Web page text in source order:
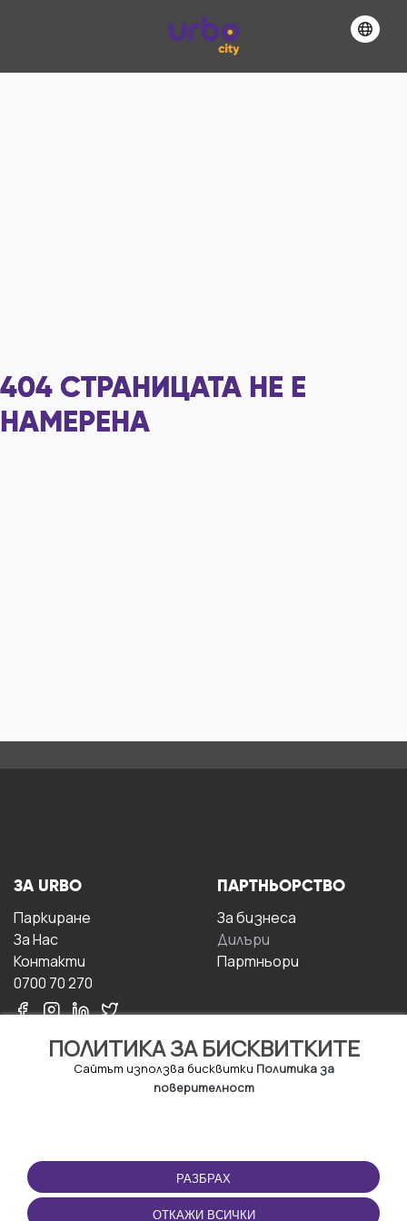
404 СТРАНИЦАТА НЕ Е
НАМЕРЕНА
ПОЛИТИКА ЗА БИСКВИТКИТЕ
Сайтът използва бисквитки Политика за
поверителност
РАЗБРАХ
ОТКАЖИ ВСИЧКИ
ЗА URBO
Паркиране
За Hас
Контакти
0700 70 270
ПАРТНЬОРСТВО
За бизнесa
Дилъри
Партньори
ПОЛЗВАНЕ
Правила и условия за
ползване
ПРИЛОЖЕНИЕТО